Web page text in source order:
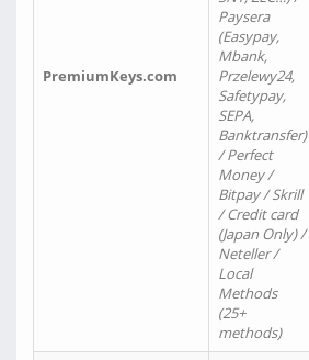
PremiumKeys.com
Paysera
(Easypay,
Mbank,
Przelewy24,
Safetypay,
SEPA,
Banktransfer)
/ Perfect
Money /
Bitpay / Skrill
/ Credit card
(Japan Only) /
Neteller /
Local
Methods
(25+
methods)